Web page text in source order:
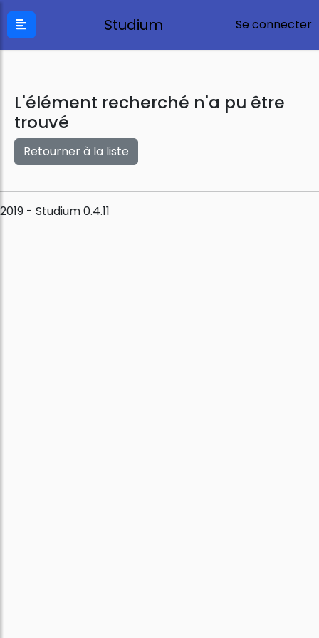
Studium Se connecter
L'élément recherché n'a pu être
trouvé
Retourner à la liste
2019 - Studium 0.4.11